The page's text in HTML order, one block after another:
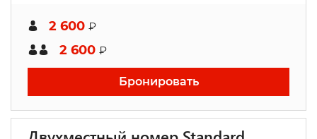
2 600 ₽
2 600 ₽
Бронировать